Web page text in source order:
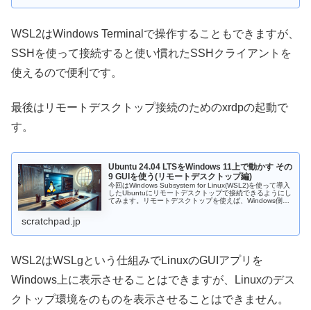
WSL2はWindows Terminalで操作することもできますが、
SSHを使って接続すると使い慣れたSSHクライアントを
使えるので便利です。
最後はリモートデスクトップ接続のためのxrdpの起動で
す。
Ubuntu 24.04 LTSをWindows 11上で動かす その
9 GUIを使う(リモートデスクトップ編)
今回はWindows Subsystem for Linux(WSL2)を使って導入
したUbuntuにリモートデスクトップで接続できるようにし
てみます。リモートデスクトップを使えば、Windows側に
scratchpad.jp
WSL2はWSLgという仕組みでLinuxのGUIアプリを
Windows上に表示させることはできますが、Linuxのデス
クトップ環境をのものを表示させることはできません。